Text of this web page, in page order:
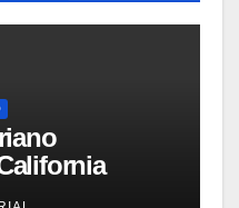
Wolters